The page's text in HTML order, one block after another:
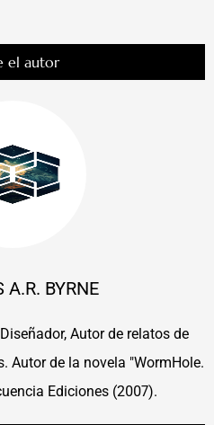
el autor
A.R. BYRNE
Autor de relatos de
Autor de la novela "WormHole.
Ediciones (2007).